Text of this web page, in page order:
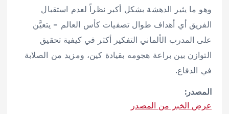
وهو ما يثير الدهشة بشكل أكبر نظراً لعدم استقبال
الفريق أي أهداف طوال تصفيات كأس العالم – يتعيَّن
على المدرب الألماني التفكير أكثر في كيفية تحقيق
التوازن بين براعة هجومه بقيادة كين، ومزيد من الصلابة
في الدفاع.
المصدر:
عرض الخبر من المصدر